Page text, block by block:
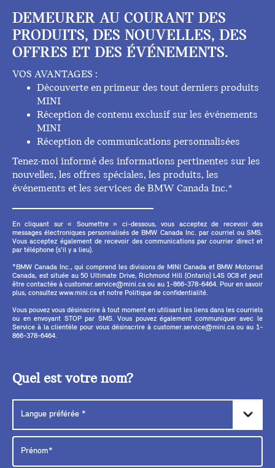
DEMEURER AU COURANT DES
PRODUITS, DES NOUVELLES, DES
OFFRES ET DES ÉVÉNEMENTS.
VOS AVANTAGES :
Découverte en primeur des tout derniers produits
MINI
Réception de contenu exclusif sur les événements
MINI
Réception de communications personnalisées
Tenez-moi informé des informations pertinentes sur les
nouvelles, les offres spéciales, les produits, les
événements et les services de BMW Canada Inc.*
En cliquant sur « Soumettre » ci-dessous, vous acceptez de recevoir des
messages électroniques personnalisés de BMW Canada Inc. par courriel ou SMS.
Vous acceptez également de recevoir des communications par courrier direct et
par téléphone (s'il y a lieu).
*BMW Canada Inc., qui comprend les divisions de MINI Canada et BMW Motorrad
Canada, est située au 50 Ultimate Drive, Richmond Hill (Ontario) L4S 0C8 et peut
être contactée à customer.service@mini.ca ou au 1-866-378-6464. Pour en savoir
plus, consultez www.mini.ca et notre Politique de confidentialité.
Vous pouvez vous désinscrire à tout moment en utilisant les liens dans les courriels
ou en envoyant STOP par SMS. Vous pouvez également communiquer avec le
Service à la clientèle pour vous désinscrire à customer.service@mini.ca ou au 1-
866-378-6464.
Quel est votre nom?